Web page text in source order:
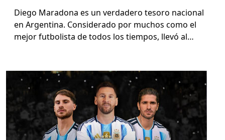
Diego Maradona es un ver­dadero tesoro nacional
en Argenti­na. Con­sid­er­a­do por muchos como el
mejor fut­bolista de todos los tiem­pos, llevó al…